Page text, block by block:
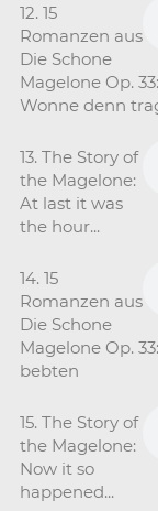
12. 15
Romanzen aus
Die Schone
Magelone Op.
Wonne denn
13. The Story of
the Magelone:
At last it was
the hour...
14. 15
Romanzen aus
Die Schone
Magelone Op.
bebten
15. The Story of
the Magelone:
Now it so
happened...